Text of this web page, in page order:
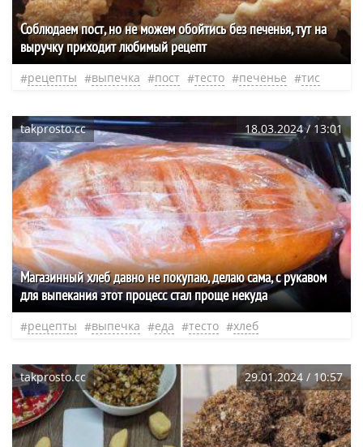
Соблюдаем пост, но не можем обойтись без печенья, тут на
выручку приходит любимый рецепт
рецепты выпечка пост тесто печенье тис
takprosto.cc 18.03.2024 / 13:01
Магазинный хлеб давно не покупаю, делаю сама, с рукавом
для выпекания этот процесс стал проще некуда
рецепты выпечка еда тесто хлеб
takprosto.cc 29.01.2024 / 10:57